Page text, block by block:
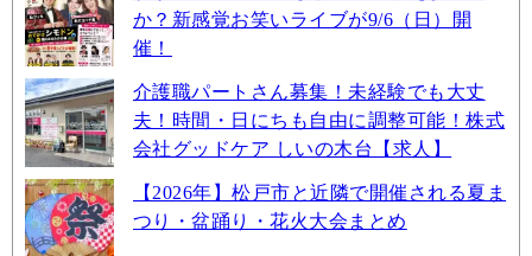
か？新感覚お笑いライブが9/6（日）開
催！
介護職パートさん募集！未経験でも大丈
夫！時間・日にちも自由に調整可能！株式
会社グッドケア しいの木台【求人】
【2026年】松戸市と近隣で開催される夏ま
つり・盆踊り・花火大会まとめ